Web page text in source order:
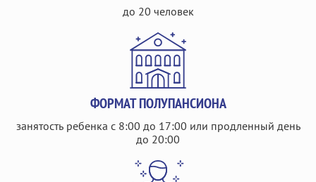
до 20 человек
ФОРМАТ ПОЛУПАНСИОНА
занятость ребенка с 8:00 до 17:00 или продленный день
до 20:00